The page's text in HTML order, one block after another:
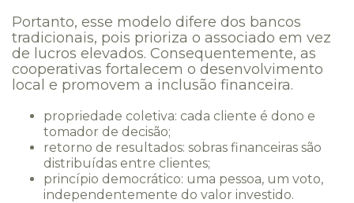
Portanto, esse modelo difere dos bancos
tradicionais, pois prioriza o associado em vez
de lucros elevados. Consequentemente, as
cooperativas fortalecem o desenvolvimento
local e promovem a inclusão financeira.
propriedade coletiva: cada cliente é dono e
tomador de decisão;
retorno de resultados: sobras financeiras são
distribuídas entre clientes;
princípio democrático: uma pessoa, um voto,
independentemente do valor investido.